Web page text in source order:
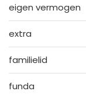
eigen vermogen
extra
familielid
funda